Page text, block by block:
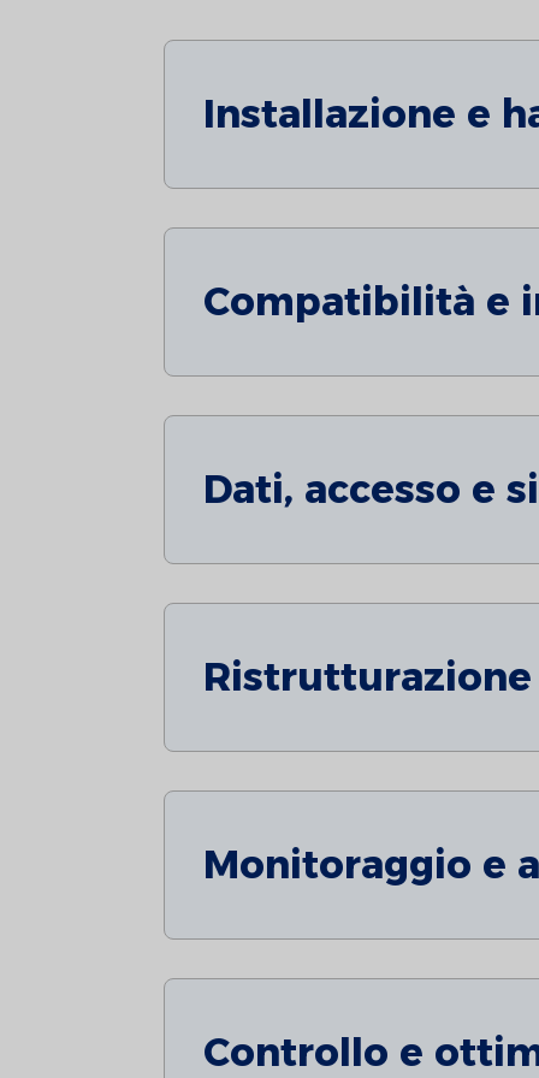
Installazione e
Compatibilità e
Dati, accesso e
Monitoraggio e
Controllo e